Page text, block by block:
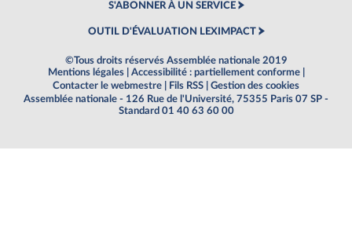
S'ABONNER À UN SERVICE
OUTIL D'ÉVALUATION LEXIMPACT
©Tous droits réservés Assemblée nationale 2019
Mentions légales
Accessibilité : partiellement conforme
Contacter le webmestre
Fils RSS
Gestion des cookies
Assemblée nationale - 126 Rue de l'Université, 75355 Paris 07 SP -
Standard 01 40 63 60 00